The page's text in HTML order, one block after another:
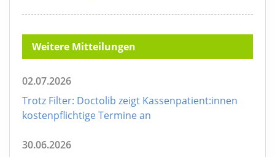
Weitere Mitteilungen
02.07.2026
Trotz Filter: Doctolib zeigt Kassenpatient:innen
kostenpflichtige Termine an
30.06.2026